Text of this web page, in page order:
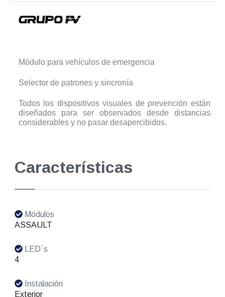
Módulo para vehículos de emergencia
Selector de patrones y sincronía
Todos los dispositivos visuales de prevención están
diseñados para ser observados desde distancias
considerables y no pasar desapercibidos.
Características
Módulos
ASSAULT
LED´s
4
Instalación
Exterior